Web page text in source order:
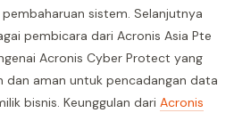
sistem. Selanjutnya
pembicara dari Acronis Asia Pte
Acronis Cyber Protect yang
dan aman untuk pencadangan data
bisnis. Keunggulan dari Acronis